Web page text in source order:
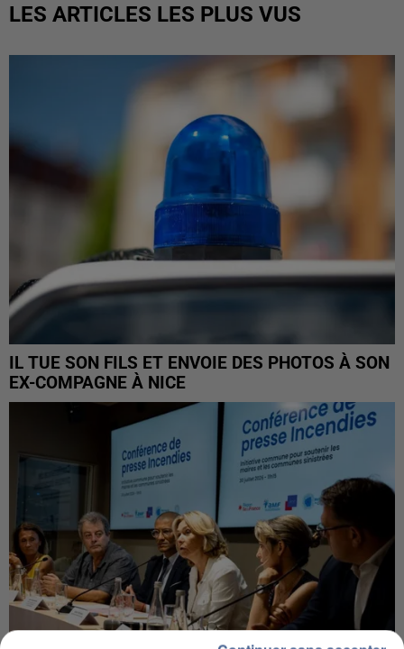
LES ARTICLES LES PLUS VUS
IL TUE SON FILS ET ENVOIE DES PHOTOS À SON
EX-COMPAGNE À NICE